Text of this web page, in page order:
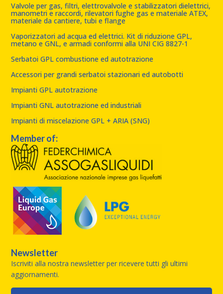
Valvole per gas, filtri, elettrovalvole e stabilizzatori dielettrici,
manometri e raccordi, rilevatori fughe gas e materiale ATEX,
materiale da cantiere, tubi e flange
Vaporizzatori ad acqua ed elettrici. Kit di riduzione GPL,
metano e GNL, e armadi conformi alla UNI CIG 8827-1
Serbatoi GPL combustione ed autotrazione
Accessori per grandi serbatoi stazionari ed autobotti
Impianti GPL autotrazione
Impianti GNL autotrazione ed industriali
Impianti di miscelazione GPL + ARIA (SNG)
Member of:
Newsletter
Iscriviti alla nostra newsletter per ricevere tutti gli ultimi
aggiornamenti.